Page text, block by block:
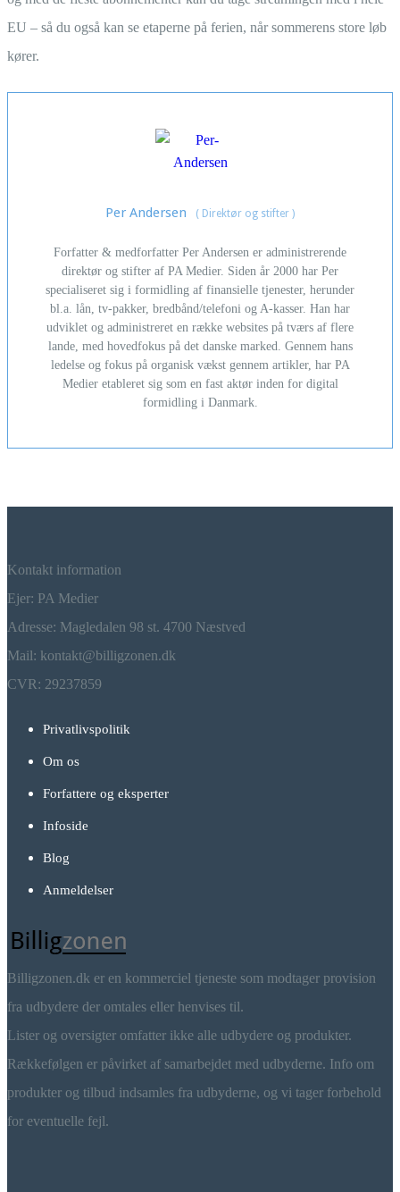
EU – så du også kan se etaperne på ferien, når sommerens store løb
kører.
Per Andersen ( Direktør og stifter )
Forfatter & medforfatter Per Andersen er administrerende
direktør og stifter af PA Medier. Siden år 2000 har Per
specialiseret sig i formidling af finansielle tjenester, herunder
bl.a. lån, tv-pakker, bredbånd/telefoni og A-kasser. Han har
udviklet og administreret en række websites på tværs af flere
lande, med hovedfokus på det danske marked. Gennem hans
ledelse og fokus på organisk vækst gennem artikler, har PA
Medier etableret sig som en fast aktør inden for digital
formidling i Danmark.
Kontakt information
Ejer: PA Medier
Adresse: Magledalen 98 st. 4700 Næstved
Mail: kontakt@billigzonen.dk
CVR: 29237859
Privatlivspolitik
Om os
Forfattere og eksperter
Infoside
Blog
Anmeldelser
Billigzonen.dk er en kommerciel tjeneste som modtager provision
fra udbydere der omtales eller henvises til.
Lister og oversigter omfatter ikke alle udbydere og produkter.
Rækkefølgen er påvirket af samarbejdet med udbyderne. Info om
produkter og tilbud indsamles fra udbyderne, og vi tager forbehold
for eventuelle fejl.